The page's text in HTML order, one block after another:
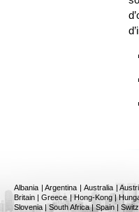
Albania | Argentina | Australia |
Britain | Greece | Hong-Kong |
Slovenia | South Africa | Spain |